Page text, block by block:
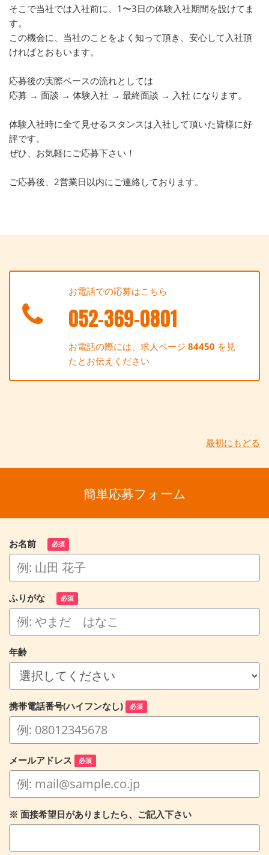
そこで当社では入社前に、1〜3日の体験入社期間を設けてま
す。
この機会に、当社のことをよく知って頂き、安心して入社頂
ければとおもいます。
応募後の実際ベースの流れとしては
応募 → 面談 → 体験入社 → 最終面談 → 入社 になります。
体験入社時に全て見せるスタンスは入社して頂いた皆様に好
評です。
ぜひ、お気軽にご応募下さい！
ご応募後、2営業日以内にご連絡しております。
お電話での応募はこちら
052-369-0801
お電話の際には、求人ページ84450 を見
たとお伝えください
最初にもどる
簡単応募フォーム
お名前 必須
ふりがな 必須
年齢
携帯電話番号(ハイフンなし) 必須
メールアドレス 必須
※ 面接希望日がありましたら、ご記入下さい